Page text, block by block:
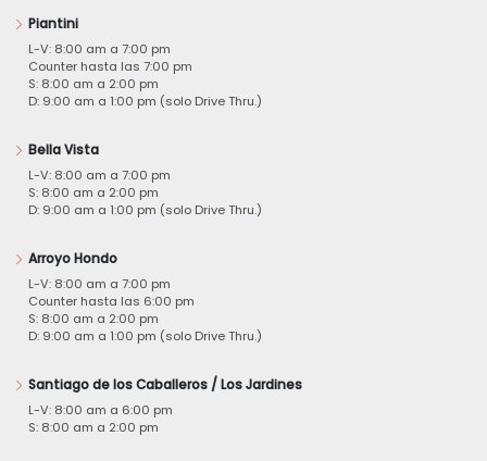
Piantini
L-V: 8:00 am a 7:00 pm
Counter hasta las 7:00 pm
S: 8:00 am a 2:00 pm
D: 9:00 am a 1:00 pm (solo Drive Thru.)
Bella Vista
L-V: 8:00 am a 7:00 pm
S: 8:00 am a 2:00 pm
D: 9:00 am a 1:00 pm (solo Drive Thru.)
Arroyo Hondo
L-V: 8:00 am a 7:00 pm
Counter hasta las 6:00 pm
S: 8:00 am a 2:00 pm
D: 9:00 am a 1:00 pm (solo Drive Thru.)
Santiago de los Caballeros / Los Jardines
L-V: 8:00 am a 6:00 pm
S: 8:00 am a 2:00 pm